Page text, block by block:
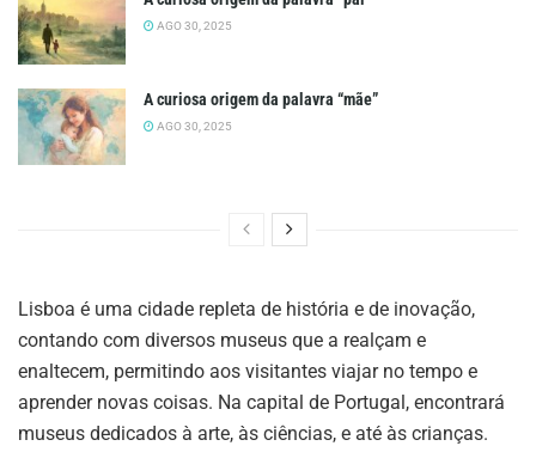
AGO 30, 2025
A curiosa origem da palavra “mãe”
AGO 30, 2025
Lisboa é uma cidade repleta de história e de inovação,
contando com diversos museus que a realçam e
enaltecem, permitindo aos visitantes viajar no tempo e
aprender novas coisas. Na capital de Portugal, encontrará
museus dedicados à arte, às ciências, e até às crianças.